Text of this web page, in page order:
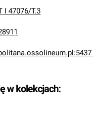
I 47076/T.3
w kolekcjach: